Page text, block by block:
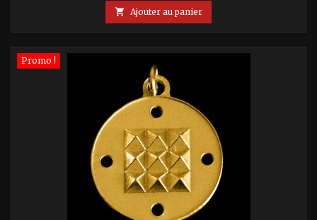
 Ajouter au panier
Promo !